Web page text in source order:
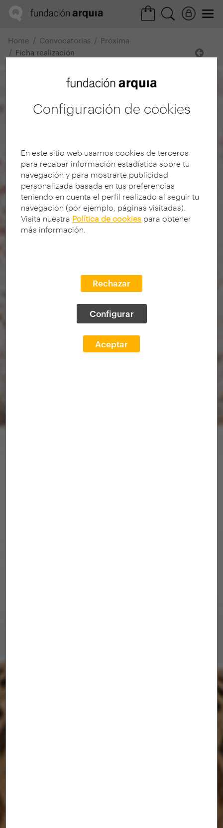
Configuración de cookies
En este sitio web usamos cookies de terceros
para recabar información estadística sobre tu
navegación y para mostrarte publicidad
personalizada basada en tus preferencias
teniendo en cuenta el perfil realizado al seguir tu
navegación (por ejemplo, páginas visitadas).
Visita nuestra Política de cookies para obtener
más información.
Rechazar
Configurar
Aceptar
Home Convocatorias
Próxima
Ficha realización